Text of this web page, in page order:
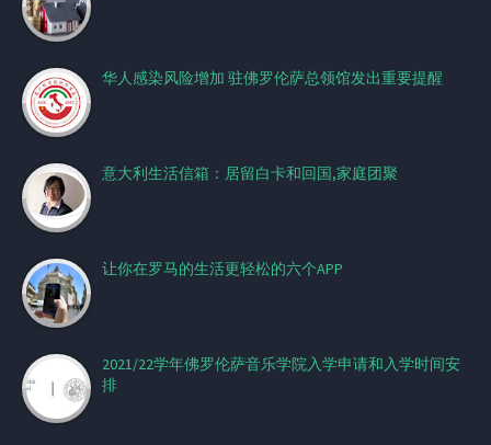
华人感染风险增加 驻佛罗伦萨总领馆发出重要提醒
意大利生活信箱：居留白卡和回国,家庭团聚
让你在罗马的生活更轻松的六个APP
2021/22学年佛罗伦萨音乐学院入学申请和入学时间安
排